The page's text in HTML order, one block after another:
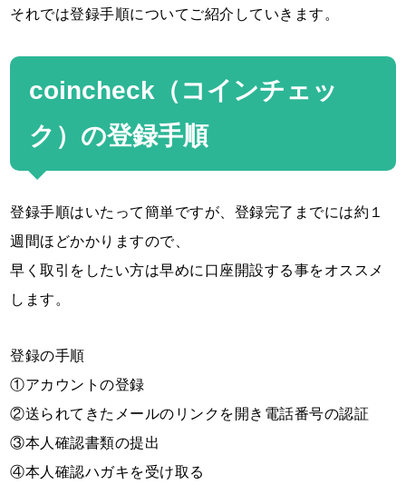
それでは登録手順についてご紹介していきます。
coincheck（コインチェッ
ク）の登録手順
登録手順はいたって簡単ですが、登録完了までには約１
週間ほどかかりますので、
早く取引をしたい方は早めに口座開設する事をオススメ
します。
登録の手順
①アカウントの登録
②送られてきたメールのリンクを開き電話番号の認証
③本人確認書類の提出
④本人確認ハガキを受け取る